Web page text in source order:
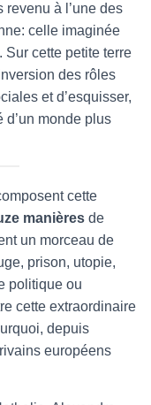
revenu à l’une des
celle imaginée
. Sur cette petite terre
des rôles
et d’esquisser,
d’un monde plus
cette
manières de
un morceau de
prison, utopie,
politique ou
cette extraordinaire
depuis
européens